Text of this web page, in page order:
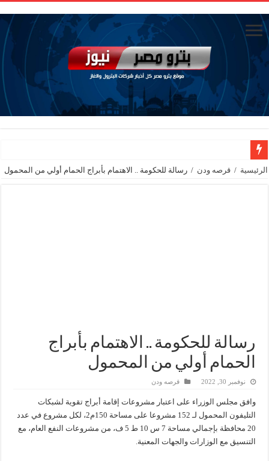
الاستغناء عن ثلاث موظفين في المكتب الفني للوزير
محمود ناجي : لولا جهود الوزارة في عامين كان الغاز وصل 2مليار قدم يوميا
الرئيسية / قرصه ودن / رسالة للحكومة .. الاهتمام بأبراج الحمام أولي من المحمول
رسالة للحكومة .. الاهتمام بأبراج
الحمام أولي من المحمول
نوفمبر 30, 2022 قرصه ودن
وافق مجلس الوزراء على اعتبار مشروعات إقامة أبراج تقوية لشبكات
التليفون المحمول لـ 152 مشروعا على مساحة 150م2، لكل مشروع في عدد
20 محافظة بإجمالي مساحة 7 س 10 ط 5 ف، من مشروعات النفع العام، مع
التنسيق مع الوزارات والجهات المعنية.